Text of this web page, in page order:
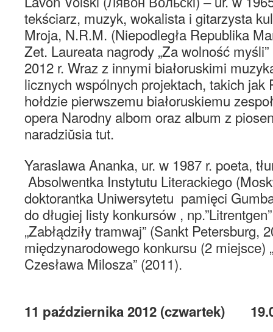
tekściarz, muzyk, wokalista i gitarzysta
Mroja, N.R.M. (Niepodległa Republika
Zet. Laureata nagrody „Za wolność
2012 r. Wraz z innymi białoruskimi
licznych wspólnych projektach, takich jak
hołdzie pierwszemu białoruskiemu
opera Narodny albom oraz album z
naradziŭsia tut.
Yaraslawa Ananka, ur. w 1987 r. poeta,
Absolwentka Instytutu Literackiego
doktorantka Uniwersytetu pamięci
do długiej listy konkursów ,
„Zabłądziły tramwaj” (Sankt Petersburg,
międzynarodowego konkursu (2 miejsce)
Czesława Milosza” (2011).
11 października 2012 (czwartek)